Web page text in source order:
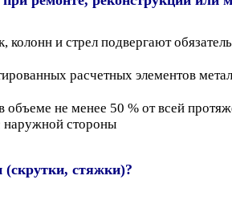
и стрел подвергают
расчетных элементов
не менее 50 % от всей
наружной стороны
(скрутки, стяжки)?